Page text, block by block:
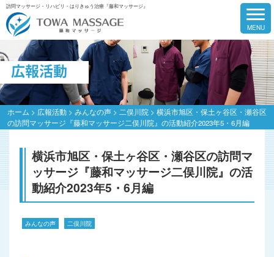
訪問マッサージ・リハビリ・はりきゅう治療『藤和マッサージ』
広報活動
ホーム > 広報活動> みんなの声> 二俣川院> 横浜市旭区・保土ヶ谷区・瀬谷区
の訪問マッサージ『藤和マッサージ二俣川院』の活動紹介2023年5・6月編
横浜市旭区・保土ヶ谷区・瀬谷区の訪問マ
ッサージ『藤和マッサージ二俣川院』の活
動紹介2023年5・6月編
みんなの声 二俣川院